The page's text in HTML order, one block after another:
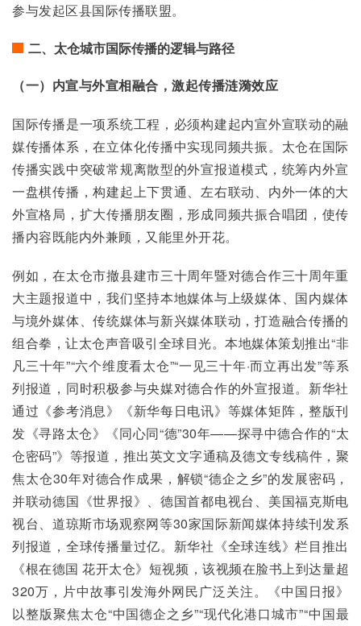
参与发起区县国际传播联盟。
二、太仓城市国际传播的逻辑与路径
（一）内宣与外宣相融合，激起传播涟漪效应
国际传播是一项系统工程，必须构建起内宣外宣联动的融
媒传播体系，在立体化传播中实现同频共振。太仓在国际
传播实践中突破常规离散型的外宣报道模式，统筹内外宣
一盘棋传播，构建起上下贯通、左右联动、内外一体的大
外宣格局，扩大传播朋友圈，形成同频共振合唱团，使传
播内容既能内外兼顾，又能里外开花。
例如，在太仓市撤县建市三十周年暨对德合作三十周年重
大主题报道中，我们坚持本地媒体与上级媒体、国内媒体
与境外媒体、传统媒体与新兴媒体联动，打造融合传播的
组合拳，让太仓声音吸引全球目光。本地媒体策划推出“非
凡三十年”“六个维度看太仓”“一见三十年·而立再出发”等系
列报道，同时积极参与央媒对德合作的外宣报道。新华社
通过《参考消息》《新华每日电讯》等媒体矩阵，整版刊
发《寻路太仓》《同心同“德”30年——探寻中德合作的“太
仓密码”》等报道，推出英文文字通稿及德文专线稿件，聚
焦太仓30年对德合作成果，解锁“德企之乡”的发展密码，
并联动德国《世界报》、德国首都电视台、美国福克斯电
视台、道琼斯市场观察网等30家国际新闻媒体持续刊发系
列报道，全球传播量过亿。新华社《全球连线》栏目推出
《根在德国 花开太仓》短视频，该视频在脸书上到达量超
320万，片中故事引发海外网民广泛关注。《中国日报》
以整版聚焦太仓“中国德企之乡”“现代化港口城市”“中国最